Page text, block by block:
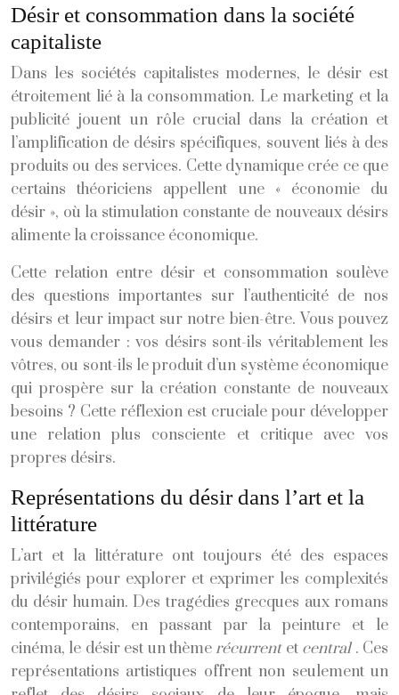
Désir et consommation dans la société
capitaliste
Dans les sociétés capitalistes modernes, le désir est
étroitement lié à la consommation. Le marketing et la
publicité jouent un rôle crucial dans la création et
l’amplification de désirs spécifiques, souvent liés à des
produits ou des services. Cette dynamique crée ce que
certains théoriciens appellent une « économie du
désir », où la stimulation constante de nouveaux désirs
alimente la croissance économique.
Cette relation entre désir et consommation soulève
des questions importantes sur l’authenticité de nos
désirs et leur impact sur notre bien-être. Vous pouvez
vous demander : vos désirs sont-ils véritablement les
vôtres, ou sont-ils le produit d’un système économique
qui prospère sur la création constante de nouveaux
besoins ? Cette réflexion est cruciale pour développer
une relation plus consciente et critique avec vos
propres désirs.
Représentations du désir dans l’art et la
littérature
L’art et la littérature ont toujours été des espaces
privilégiés pour explorer et exprimer les complexités
du désir humain. Des tragédies grecques aux romans
contemporains, en passant par la peinture et le
cinéma, le désir est un thèmerécurrent et central. Ces
représentations artistiques offrent non seulement un